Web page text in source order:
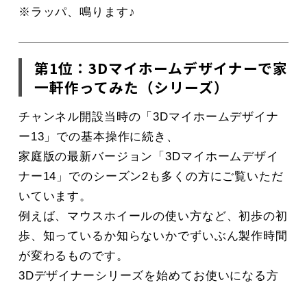
※ラッパ、鳴ります♪
第1位：3Dマイホームデザイナーで家
一軒作ってみた（シリーズ）
チャンネル開設当時の「3Dマイホームデザイナ
ー13」での基本操作に続き、
家庭版の最新バージョン「3Dマイホームデザイ
ナー14」でのシーズン2も多くの方にご覧いただ
いています。
例えば、マウスホイールの使い方など、初歩の初
歩、知っているか知らないかでずいぶん製作時間
が変わるものです。
3Dデザイナーシリーズを始めてお使いになる方